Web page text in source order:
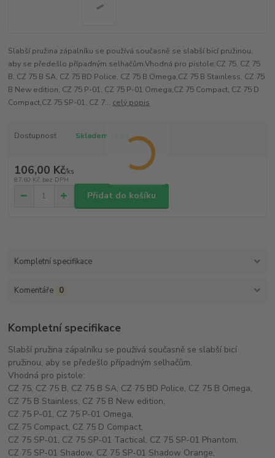
Slabší pružina zápalníku se používá současně se slabší bicí pružinou,
aby se předešlo případným selhačům.Vhodná pro pistole:CZ 75, CZ 75
B, CZ 75 B SA, CZ 75 BD Police, CZ 75 B Omega,CZ 75 B Stainless, CZ 75
B New edition, CZ 75 P-01, CZ 75 P-01 Omega,CZ 75 Compact, CZ 75 D
Compact,CZ 75 SP-01, CZ 7... celý popis
Dostupnost Skladem 13 ks
106,00 Kč/ks
87,60 Kč bez DPH
Přidat do košíku
Kompletní specifikace
Komentáře 0
Kompletní specifikace
Slabší pružina zápalníku se používá současně se slabší bicí
pružinou, aby se předešlo případným selhačům.
Vhodná pro pistole:
CZ 75, CZ 75 B, CZ 75 B SA, CZ 75 BD Police, CZ 75 B Omega,
CZ 75 B Stainless, CZ 75 B New edition,
CZ 75 P-01, CZ 75 P-01 Omega,
CZ 75 Compact, CZ 75 D Compact,
CZ 75 SP-01, CZ 75 SP-01 Tactical, CZ 75 SP-01 Phantom,
CZ 75 SP-01 Shadow, CZ 75 SP-01 Shadow Orange,